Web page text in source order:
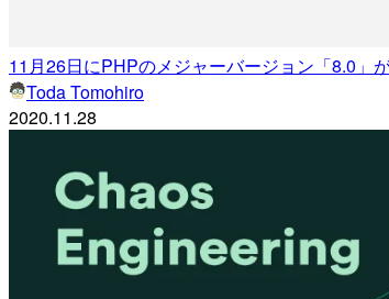
11月26日にPHPのメジャーバージョン「8.0」
Toda Tomohiro
2020.11.28